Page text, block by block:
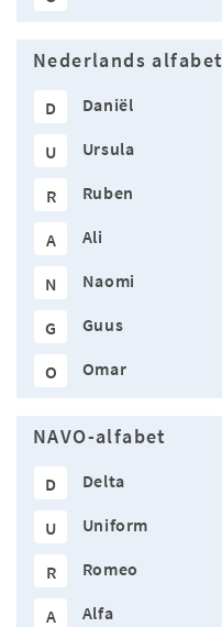
Nederlands alfabet
D Daniël
U Ursula
R Ruben
A Ali
N Naomi
G Guus
O Omar
NAVO-alfabet
D Delta
U Uniform
R Romeo
A Alfa